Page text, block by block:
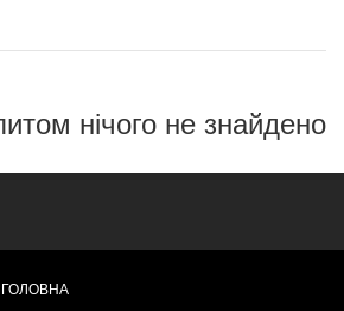
нічого не знайдено
ГОЛОВНА